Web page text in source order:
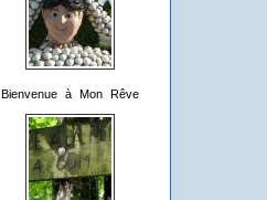
Bienvenue à Mon Rêve